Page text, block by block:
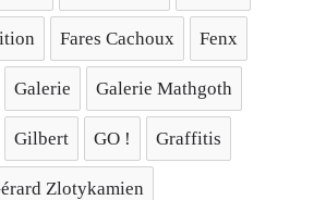
Fares Cachoux Fenx
Galerie Galerie Mathgoth
Gilbert GO ! Graffitis
Zlotykamien